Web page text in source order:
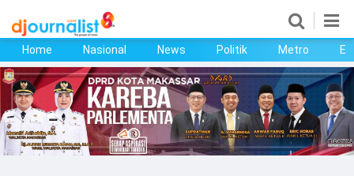
Home
Nasional
News
Home Nasional News Politik Metro